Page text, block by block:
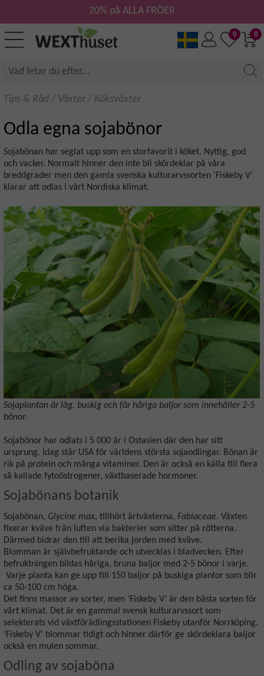
0
0
20% på ALLA FRÖER
Tips & Råd / Växter / Köksväxter
Odla egna sojabönor
Sojabönan har seglat upp som en storfavorit i köket. Nyttig, god
och vacker. Normalt hinner den inte bli skördeklar på våra
breddgrader men den gamla svenska kulturarvssorten ’Fiskeby V’
klarar att odlas i vårt Nordiska klimat.
Sojaplantan är låg, buskig och får håriga baljor som innehåller 2-5
bönor.
Sojabönor har odlats i 5 000 år i Ostasien där den har sitt
ursprung. Idag står USA för världens största sojaodlingar. Bönan är
rik på protein och många vitaminer. Den är också en källa till flera
så kallade fytoöstrogener, växtbaserade hormoner.
Sojabönans botanik
Sojabönan, Glycine max, tillhört ärtväxterna, Fabiaceae. Växten
fixerar kväve från luften via bakterier som sitter på rötterna.
Därmed bidrar den till att berika jorden med kväve.
Blomman är självbefruktande och utvecklas i bladvecken. Efter
befruktningen bildas håriga, bruna baljor med 2-5 bönor i varje.
Varje planta kan ge upp till 150 baljor på buskiga plantor som blir
ca 50-100 cm höga.
Det finns massor av sorter, men ’Fiskeby V’ är den bästa sorten för
vårt klimat. Det är en gammal svensk kulturarvssort som
selekterats vid växtförädlingsstationen Fiskeby utanför Norrköping.
’Fiskeby V’ blommar tidigt och hinner därför ge skördeklara baljor
också en mulen sommar.
Odling av sojaböna